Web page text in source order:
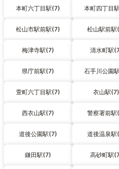
本町六丁目駅(7) 本町四丁目
松山市駅前駅(7) 松山駅前駅
梅津寺駅(7) 清水町駅
県庁前駅(7) 石手川公園
萱町六丁目駅(7) 衣山駅(7)
西衣山駅(7) 警察署前駅
道後公園駅(7) 道後温泉駅
鎌田駅(7) 高砂町駅